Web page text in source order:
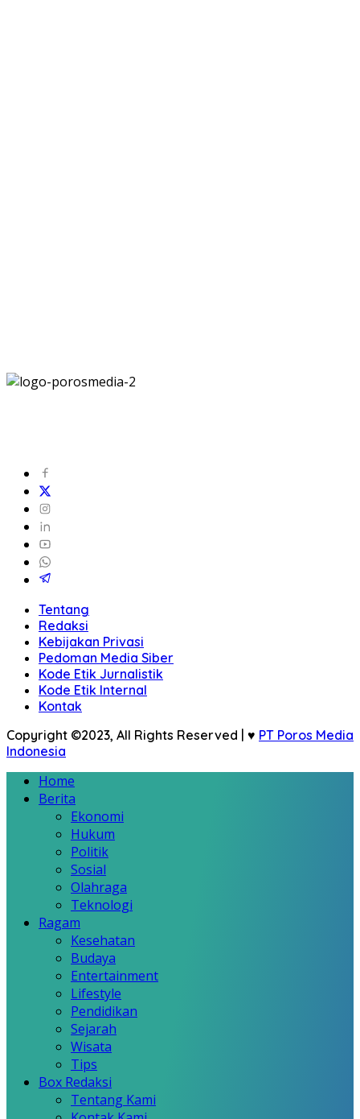
Tentang
Redaksi
Kebijakan Privasi
Pedoman Media Siber
Kode Etik Jurnalistik
Kode Etik Internal
Kontak
Copyright ©2023, All Rights Reserved | ♥ PT Poros Media
Indonesia
Home
Berita
Ekonomi
Hukum
Politik
Sosial
Olahraga
Teknologi
Ragam
Kesehatan
Budaya
Entertainment
Lifestyle
Pendidikan
Sejarah
Wisata
Tips
Box Redaksi
Tentang Kami